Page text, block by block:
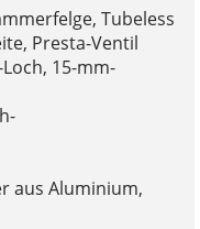
Tubeless
Presta-Ventil
15-mm-
aus Aluminium,